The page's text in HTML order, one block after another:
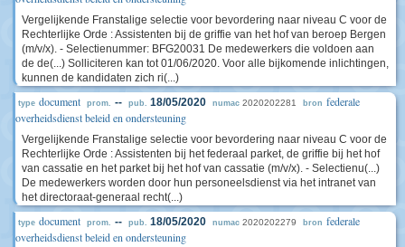
Vergelijkende Franstalige selectie voor bevordering naar niveau C voor de
Rechterlijke Orde : Assistenten bij de griffie van het hof van beroep Bergen
(m/v/x). - Selectienummer: BFG20031 De medewerkers die voldoen aan
de de(...) Solliciteren kan tot 01/06/2020. Voor alle bijkomende inlichtingen,
kunnen de kandidaten zich ri(...)
type document prom. -- pub. 18/05/2020 numac 2020202281 bron federale
overheidsdienst beleid en ondersteuning
Vergelijkende Franstalige selectie voor bevordering naar niveau C voor de
Rechterlijke Orde : Assistenten bij het federaal parket, de griffie bij het hof
van cassatie en het parket bij het hof van cassatie (m/v/x). - Selectienu(...)
De medewerkers worden door hun personeelsdienst via het intranet van
het directoraat-generaal recht(...)
type document prom. -- pub. 18/05/2020 numac 2020202279 bron federale
overheidsdienst beleid en ondersteuning